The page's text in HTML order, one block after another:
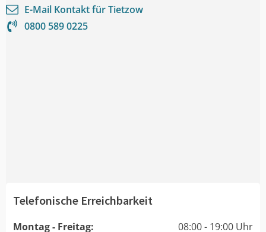
E-Mail Kontakt fürTietzow
0800 589 0225
Telefonische Erreichbarkeit
Montag - Freitag:
08:00 - 19:00 Uhr